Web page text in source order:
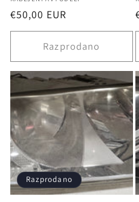
Redna
cena
€50,00 EUR
Razprodano
Razprodano